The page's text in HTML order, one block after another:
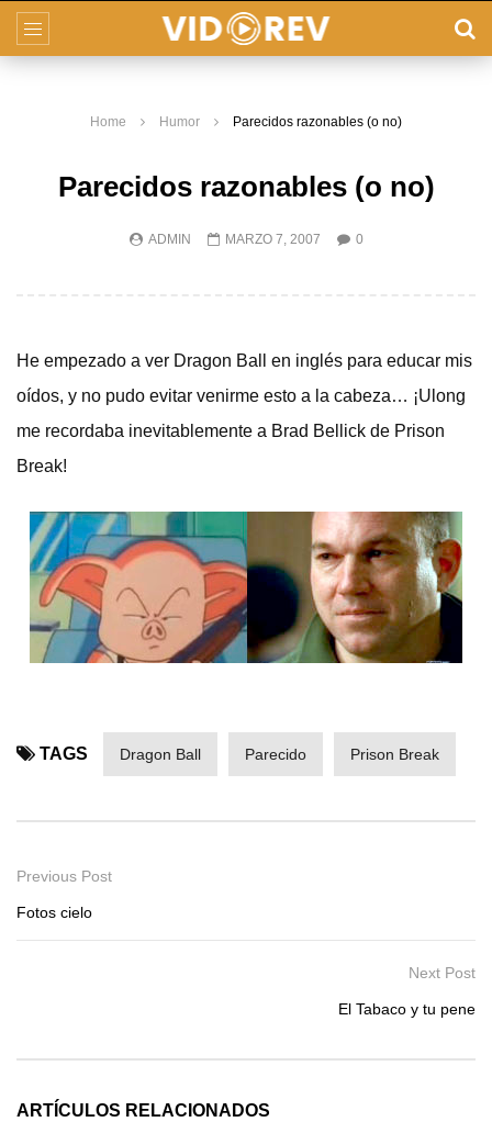
Home Humor Parecidos razonables (o no)
Parecidos razonables (o no)
ADMIN MARZO 7, 2007 0
He empezado a ver Dragon Ball en inglés para educar mis
oídos, y no pudo evitar venirme esto a la cabeza… ¡Ulong
me recordaba inevitablemente a Brad Bellick de Prison
Break!
TAGS Dragon Ball Parecido Prison Break
Previous Post
Fotos cielo
Next Post
El Tabaco y tu pene
ARTÍCULOS RELACIONADOS